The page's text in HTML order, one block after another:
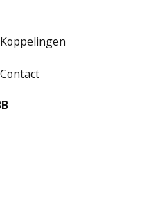
Koppelingen
Contact